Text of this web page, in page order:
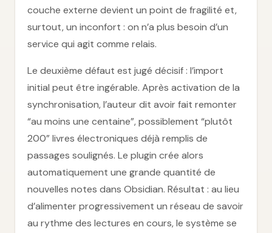
couche externe devient un point de fragilité et,
surtout, un inconfort : on n’a plus besoin d’un
service qui agit comme relais.
Le deuxième défaut est jugé décisif : l’import
initial peut être ingérable. Après activation de la
synchronisation, l’auteur dit avoir fait remonter
“au moins une centaine”, possiblement “plutôt
200” livres électroniques déjà remplis de
passages soulignés. Le plugin crée alors
automatiquement une grande quantité de
nouvelles notes dans Obsidian. Résultat : au lieu
d’alimenter progressivement un réseau de savoir
au rythme des lectures en cours, le système se